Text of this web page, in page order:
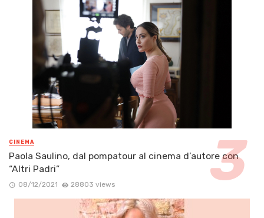
CINEMA
Paola Saulino, dal pompatour al cinema d’autore con
“Altri Padri”
08/12/2021 28803 views